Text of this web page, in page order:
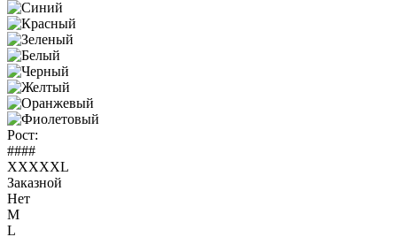
Рост:
####
XXXXXL
Заказной
Нет
M
L